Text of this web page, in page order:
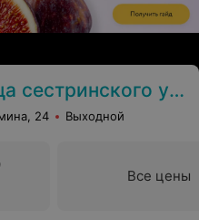
ухода
24 Выходной
Все цены